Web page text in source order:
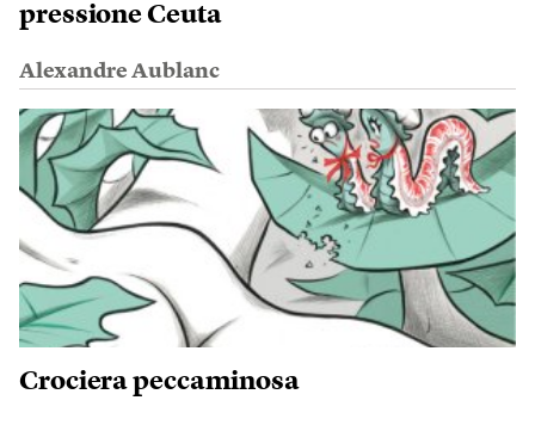
pressione Ceuta
Alexandre Aublanc
Crociera peccaminosa